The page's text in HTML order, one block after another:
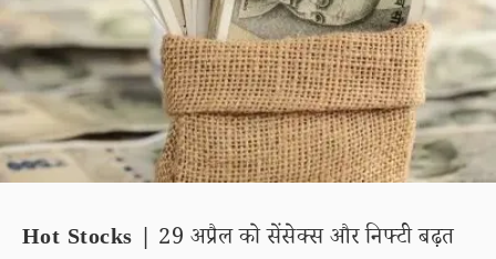
Hot Stocks | 29 अप्रैल को सेंसेक्स और निफ्टी बढ़त